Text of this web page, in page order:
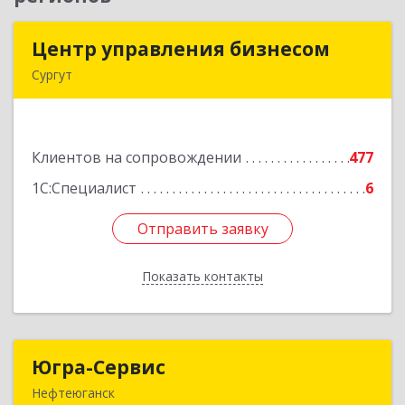
Центр управления бизнесом
Сургут
Клиентов на сопровождении
477
1С:Специалист
6
Отправить заявку
Показать контакты
Центр управления бизнесом
Подробнее
Отправить заявку
Назад
Югра-Сервис
Нефтеюганск